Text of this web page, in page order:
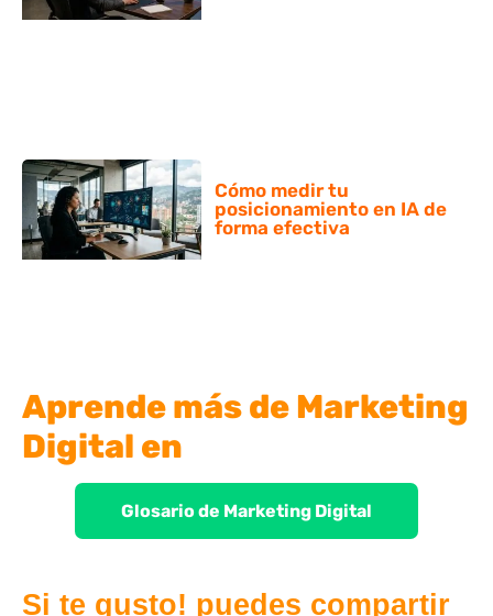
Cómo medir tu
posicionamiento en IA de
forma efectiva
Aprende más de Marketing
Digital en
Glosario de Marketing Digital
Si te gusto! puedes compartir